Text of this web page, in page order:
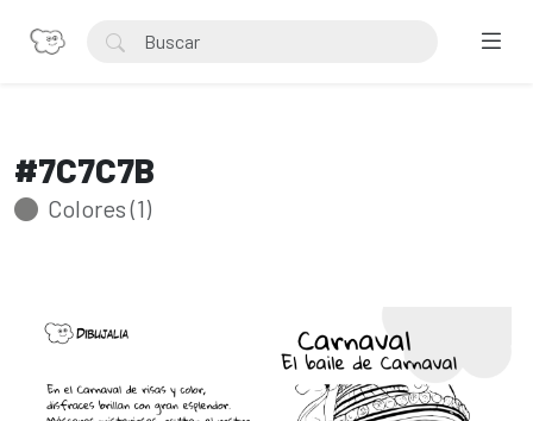
#7C7C7B
Colores (1)